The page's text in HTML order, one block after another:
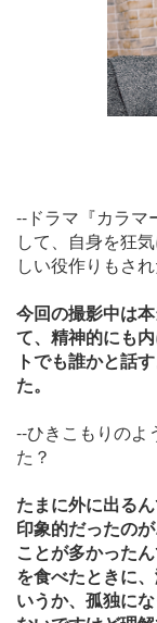
--ドラマ『カラマ
して、自身を狂
しい役作りもされ
今回の撮影中は
て、精神的にも
トでも誰かと話
た。
--ひきこもりのよ
た？
たまに外に出る
印象的だったの
ことが多かった
を食べたときに
いうか、孤独に